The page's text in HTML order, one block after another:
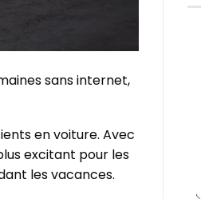
sans internet,
en voiture. Avec
excitant pour les
les vacances.